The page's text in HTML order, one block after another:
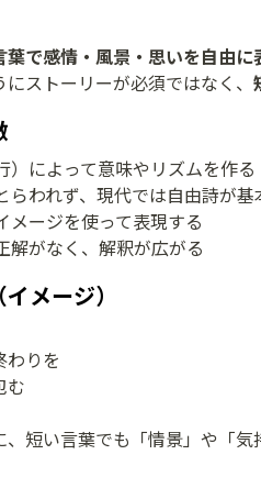
葉で感情・風景・思いを自由に
にストーリーが必須ではなく、
）によって意味やリズムを作る
らわれず、現代では自由詩が基
メージを使って表現する
解がなく、解釈が広がる
メージ）
わりを
む
、短い言葉でも「情景」や「気